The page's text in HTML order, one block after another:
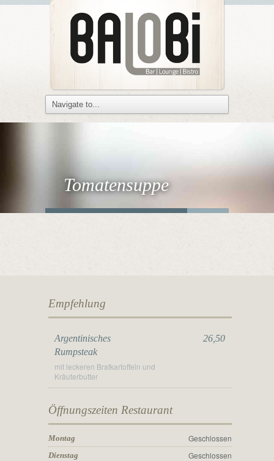
Tomatensuppe
Empfehlung
Argentinisches
Rumpsteak
26,50
mit leckeren Bratkartoffeln und
Kräuterbutter
Öffnungszeiten Restaurant
Montag Geschlossen
Dienstag Geschlossen